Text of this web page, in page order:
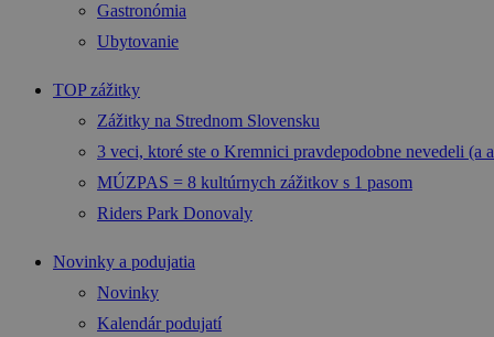
Gastronómia
Ubytovanie
TOP zážitky
Zážitky na Strednom Slovensku
3 veci, ktoré ste o Kremnici pravdepodobne nevedeli (a
MÚZPAS = 8 kultúrnych zážitkov s 1 pasom
Riders Park Donovaly
Novinky a podujatia
Novinky
Kalendár podujatí